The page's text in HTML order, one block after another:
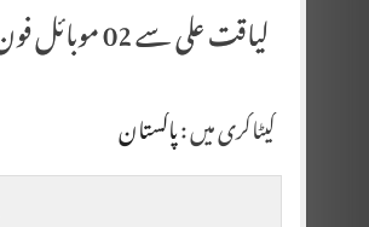
لیاقت علی سے 02 موبائل فون،زبیر محمود سے ایک عدد موبائل فون،شناختی کارڈ اور 03 ہزار روپے چھین لئے
کیٹاگری میں :پاکستان